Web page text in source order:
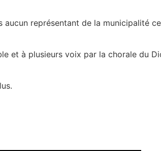
représentant de la municipalité
et à plusieurs voix par la chorale du